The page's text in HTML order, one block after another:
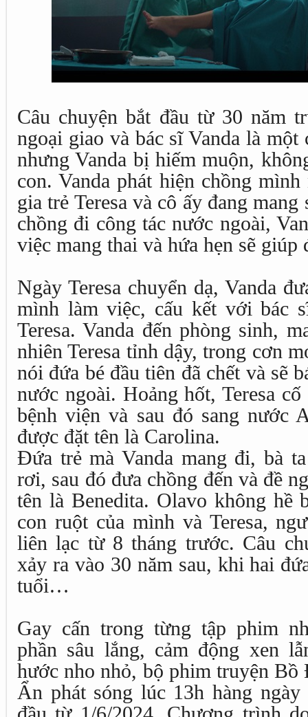
Câu chuyện bắt đầu từ 30 năm
ngoại giao và bác sĩ Vanda là một
nhưng Vanda bị hiếm muộn,
con. Vanda phát hiện chồng
gia trẻ Teresa và cô ấy đang
chồng đi công tác nước ngoài,
việc mang thai và hứa hẹn sẽ giúp
Ngày Teresa chuyển dạ, Vanda
mình làm việc, cấu kết với bác
Teresa. Vanda đến phòng sinh,
nhiên Teresa tỉnh dậy, trong cơn
nói đứa bé đầu tiên đã chết và sẽ
nước ngoài. Hoảng hốt, Teresa
bệnh viện và sau đó sang nước
được đặt tên là Carolina.
Đứa trẻ mà Vanda mang đi, bà
rơi, sau đó đưa chồng đến và đề
tên là Benedita. Olavo không hề
con ruột của mình và Teresa,
liên lạc từ 8 tháng trước. Câu
xảy ra vào 30 năm sau, khi hai
tuổi…
Gay cấn trong từng tập phim
phần sâu lắng, cảm động xen
hước nho nhỏ, bộ phim truyện
Ẩn phát sóng lúc 13h hàng